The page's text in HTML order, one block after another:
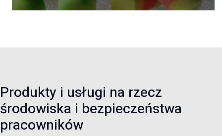
Produkty i usługi na rzecz
środowiska i bezpieczeństwa
pracowników